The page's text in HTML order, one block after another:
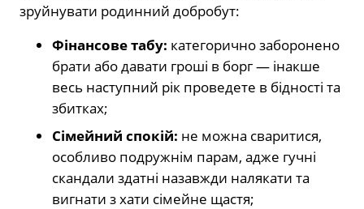
зруйнувати родинний добробут:
Фінансове табу: категорично заборонено
брати або давати гроші в борг — інакше
весь наступний рік проведете в бідності та
збитках;
Сімейний спокій: не можна сваритися,
особливо подружнім парам, адже гучні
скандали здатні назавжди налякати та
вигнати з хати сімейне щастя;